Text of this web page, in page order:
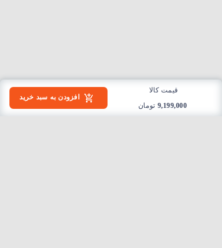
قیمت کالا
9,199,000 تومان
افزودن به سبد خرید